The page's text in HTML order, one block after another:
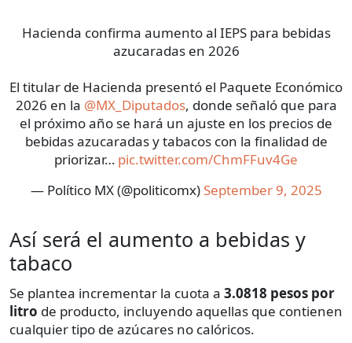
Hacienda confirma aumento al IEPS para bebidas
azucaradas en 2026
El titular de Hacienda presentó el Paquete Económico
2026 en la @MX_Diputados, donde señaló que para
el próximo año se hará un ajuste en los precios de
bebidas azucaradas y tabacos con la finalidad de
priorizar… pic.twitter.com/ChmFFuv4Ge
— Político MX (@politicomx) September 9, 2025
Así será el aumento a bebidas y
tabaco
Se plantea incrementar la cuota a 3.0818 pesos por
litro de producto, incluyendo aquellas que contienen
cualquier tipo de azúcares no calóricos.